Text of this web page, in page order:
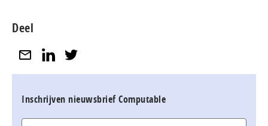
Deel
Inschrijven nieuwsbrief Computable